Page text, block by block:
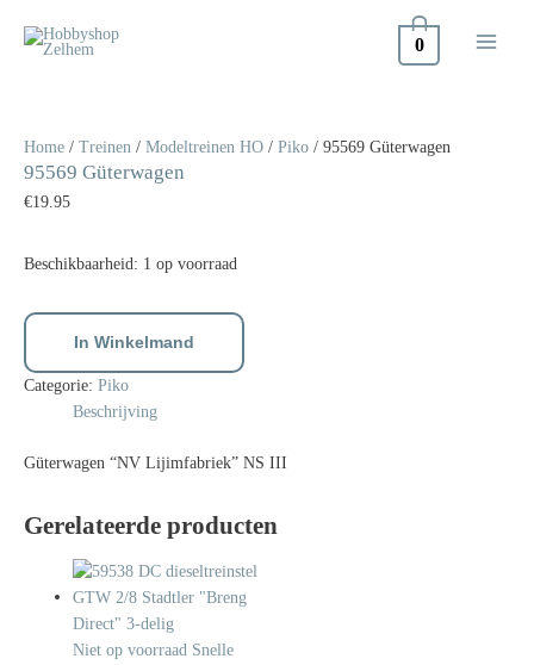
naar
0
Home / Treinen / Modeltreinen HO / Piko / 95569 Güterwagen
95569 Güterwagen
€19.95
Beschikbaarheid: 1 op voorraad
aantal
In Winkelmand
Categorie: Piko
Beschrijving
Güterwagen “NV Lijimfabriek” NS III
Gerelateerde producten
Niet op voorraad Snelle